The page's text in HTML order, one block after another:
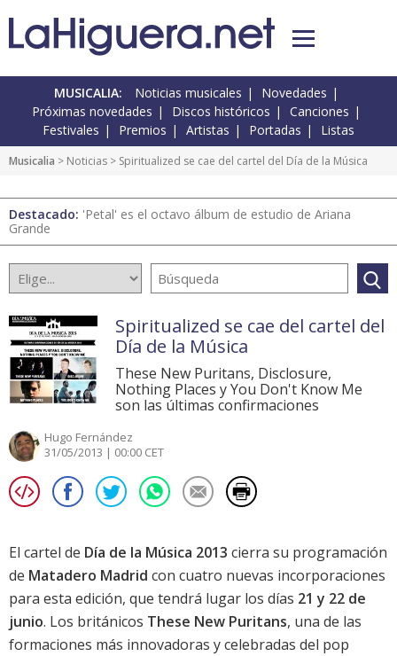
MUSICALIA: Noticias musicales
Novedades
Próximas novedades
Discos históricos
Canciones
Festivales
Premios Artistas Portadas Listas
Musicalia > Noticias > Spiritualized se cae del cartel del Día de la Música
Destacado: 'Petal' es el octavo álbum de estudio de Ariana
Grande
Spiritualized se cae del cartel del
Día de la Música
These New Puritans, Disclosure,
Nothing Places y You Don't Know Me
son las últimas confirmaciones
Hugo Fernández
31/05/2013 | 00:00 CET
El cartel de Día de la Música 2013 cierra su programación
de Matadero Madrid con cuatro nuevas incorporaciones
para esta edición, que tendrá lugar los días 21 y 22 de
junio. Los británicos These New Puritans, una de las
formaciones más innovadoras y celebradas del pop